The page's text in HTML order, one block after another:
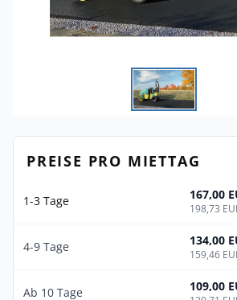
PREISE PRO MIETTAG
1-3 Tage 167,00
198,73
4-9 Tage 134,00
159,46
Ab 10 Tage 109,00